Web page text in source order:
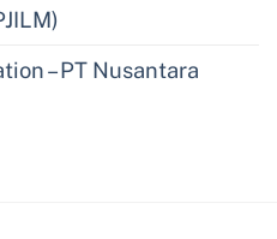
– PT Nusantara